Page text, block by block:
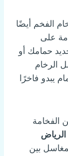
الفخم أيضًا
على
حمامك أو
الرخام
يبدو فاخرًا
الفخامة
بين